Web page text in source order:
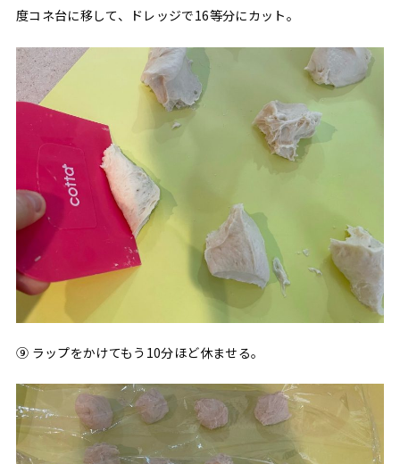
度コネ台に移して、ドレッジで16等分にカット。
⑨ ラップをかけてもう10分ほど休ませる。